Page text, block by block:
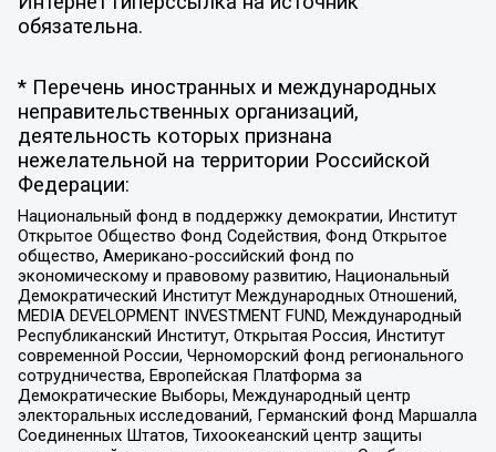
обязательна.
* Перечень иностранных и международных
неправительственных организаций,
деятельность которых признана
нежелательной на территории Российской
Федерации:
Национальный фонд в поддержку демократии, Институт
Открытое Общество Фонд Содействия, Фонд Открытое
общество, Американо-российский фонд по
экономическому и правовому развитию, Национальный
Демократический Институт Международных Отношений,
MEDIA DEVELOPMENT INVESTMENT FUND, Международный
Республиканский Институт, Открытая Россия, Институт
современной России, Черноморский фонд регионального
сотрудничества, Европейская Платформа за
Демократические Выборы, Международный центр
электоральных исследований, Германский фонд Маршалла
Соединенных Штатов, Тихоокеанский центр защиты